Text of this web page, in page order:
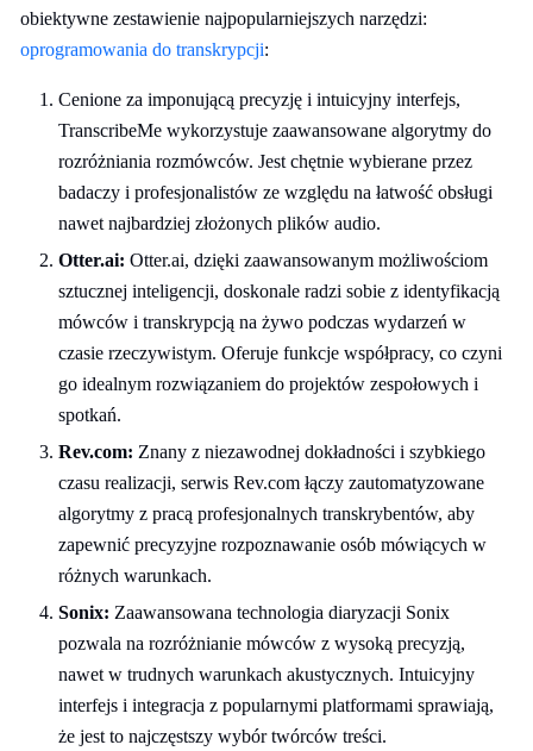
obiektywne zestawienie najpopularniejszych narzędzi:
oprogramowania do transkrypcji:
Cenione za imponującą precyzję i intuicyjny interfejs,
TranscribeMe wykorzystuje zaawansowane algorytmy do
rozróżniania rozmówców. Jest chętnie wybierane przez
badaczy i profesjonalistów ze względu na łatwość obsługi
nawet najbardziej złożonych plików audio.
Otter.ai: Otter.ai, dzięki zaawansowanym możliwościom
sztucznej inteligencji, doskonale radzi sobie z identyfikacją
mówców i transkrypcją na żywo podczas wydarzeń w
czasie rzeczywistym. Oferuje funkcje współpracy, co czyni
go idealnym rozwiązaniem do projektów zespołowych i
spotkań.
Rev.com: Znany z niezawodnej dokładności i szybkiego
czasu realizacji, serwis Rev.com łączy zautomatyzowane
algorytmy z pracą profesjonalnych transkrybentów, aby
zapewnić precyzyjne rozpoznawanie osób mówiących w
różnych warunkach.
Sonix: Zaawansowana technologia diaryzacji Sonix
pozwala na rozróżnianie mówców z wysoką precyzją,
nawet w trudnych warunkach akustycznych. Intuicyjny
interfejs i integracja z popularnymi platformami sprawiają,
że jest to najczęstszy wybór twórców treści.